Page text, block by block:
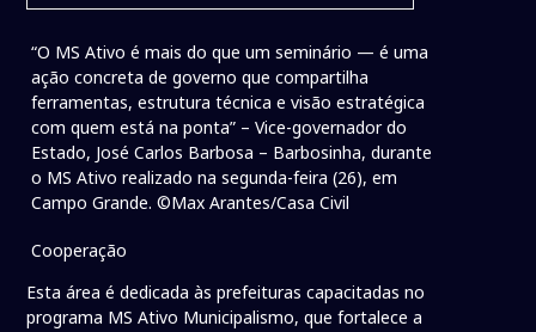
“O MS Ativo é mais do que um seminário — é uma
ação concreta de governo que compartilha
ferramentas, estrutura técnica e visão estratégica
com quem está na ponta” – Vice-governador do
Estado, José Carlos Barbosa – Barbosinha, durante
o MS Ativo realizado na segunda-feira (26), em
Campo Grande. ©Max Arantes/Casa Civil
Cooperação
Esta área é dedicada às prefeituras capacitadas no
programa MS Ativo Municipalismo, que fortalece a